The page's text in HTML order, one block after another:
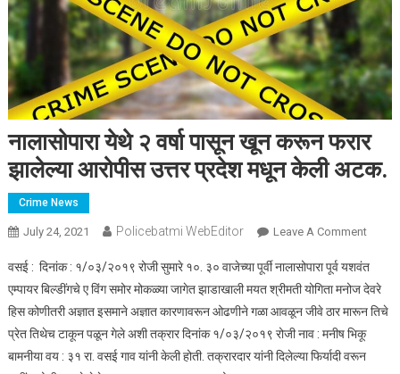
नालासोपारा येथे २ वर्षा पासून खून करून फरार
झालेल्या आरोपीस उत्तर प्रदेश मधून केली अटक.
Crime News
July 24, 2021 Policebatmi WebEditor Leave A CommentOn
येथे २
पासून
करून
फरार
वसई : दिनांक : १/०३/२०१९ रोजी सुमारे १०. ३० वाजेच्या पूर्वी नालासोपारा पूर्व यशवंत
एम्पायर बिल्डींगचे ए विंग समोर मोकळ्या जागेत झाडाखाली मयत श्रीमती योगिता मनोज देवरे
हिस कोणीतरी अज्ञात इसमाने अज्ञात कारणावरून ओढणीने गळा आवळून जीवे ठार मारून तिचे
प्रेत तिथेच टाकून पळून गेले अशी तक्रार दिनांक १/०३/२०१९ रोजी नाव : मनीष भिकू
बामनीया वय : ३१ रा. वसई गाव यांनी केली होती. तक्रारदार यांनी दिलेल्या फिर्यादी वरून